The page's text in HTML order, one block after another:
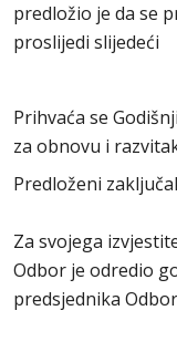
predložio je da se
proslijedi slijedeći
Prihvaća se
za obnovu i
Predloženi
Za svojega
Odbor je odredio
predsjednika